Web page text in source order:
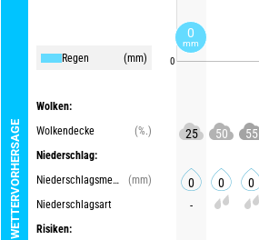
WETTERVORHERSAGE
Regen (mm)
Wolken:
Wolkendecke
(%.)
Niederschlag:
Niederschlagsmenge
(mm)
Niederschlagsart
Risiken:
0
25 50 55
0 0 0
-
0
mm